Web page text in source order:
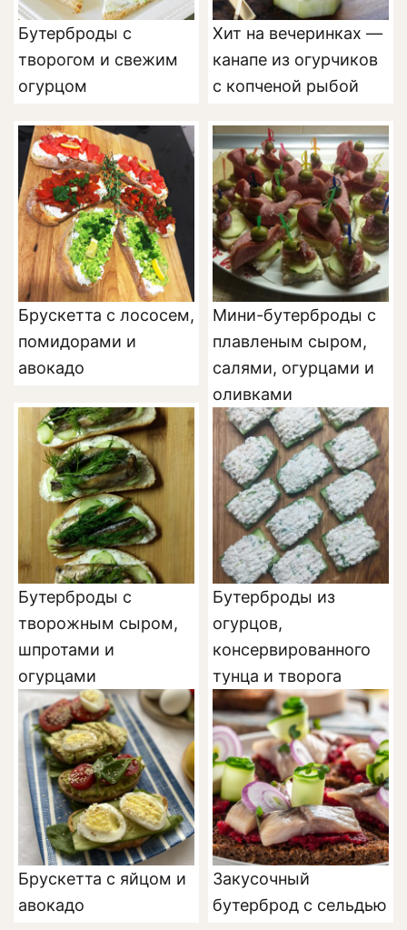
Бутерброды с
творогом и свежим
огурцом
Хит на вечеринках —
канапе из огурчиков
с копченой рыбой
Брускетта с лососем,
помидорами и
авокадо
Мини-бутерброды с
плавленым сыром,
салями, огурцами и
оливками
Бутерброды с
творожным сыром,
шпротами и
огурцами
Бутерброды из
огурцов,
консервированного
тунца и творога
Брускетта с яйцом и
авокадо
Закусочный
бутерброд с сельдью